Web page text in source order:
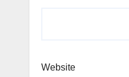
Website